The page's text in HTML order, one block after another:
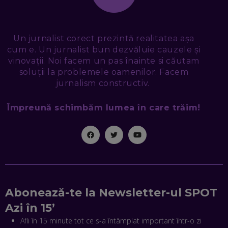
TUDOR MIHĂILESCU, FRESHFUL BY EMAG: MAGAZINUL
VIITORULUI NU ARE TRILIOANE DE PRODUSE. DAR ARE
EDUARD DUMITRAȘCU, ASOCIAȚIA ROMÂNĂ PENTRU
SMART CITY: CUM SE NAȘTE UN ORAȘ INTELIGENT. CE „NU
PUȘCĂ” LA NOI. ÎN CE DEȘERT SE CONSTRUIEȘTE CEL MAI
MARE „ORAȘ COGNITIV” DIN ISTORIE
EP. 47
NICOLAE ȚIBRIGAN, DIGITAL FORENSIC TEAM: CUM ÎȚI DAI
CE-AM ÎNVĂȚAT DIN EPISODUL GEORGESCU
MIHAI CEPOI, JOBFUL: SCHIMBĂM MODUL ÎN CARE APLICI
ANTONIO ENACHE, SENSE4FIT: CUM TE AJUTĂ
TEHNOLOGIA SĂ FACI SPORT, SĂ FII MAI COMPETITIV ȘI SĂ
Un jurnalist corect prezintă realitatea așa
cum e. Un jurnalist bun dezvăluie cauzele și
vinovații. Noi facem un pas înainte si căutam
soluții la problemele oamenilor. Facem
jurnalism constructiv.
Împreună schimbăm lumea în care trăim!
Abonează-te la Newsletter-ul SPOT
Azi în 15’
Afli în 15 minute tot ce s-a întâmplat important într-o zi